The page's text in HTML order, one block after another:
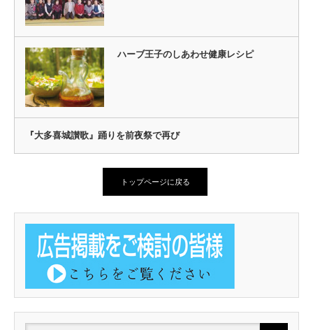
ハーブ王子のしあわせ健康レシピ
『大多喜城讃歌』踊りを前夜祭で再び
トップページに戻る